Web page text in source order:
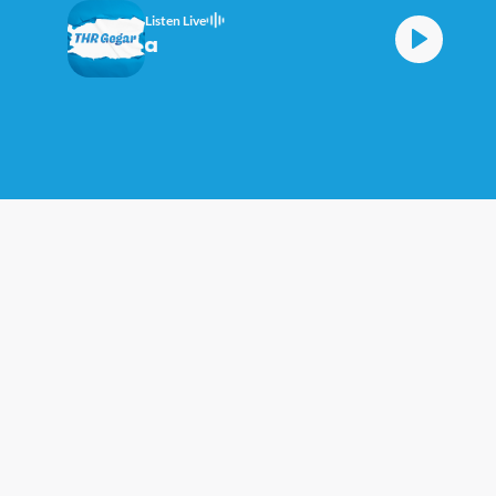
Listen Live
Orang Sama